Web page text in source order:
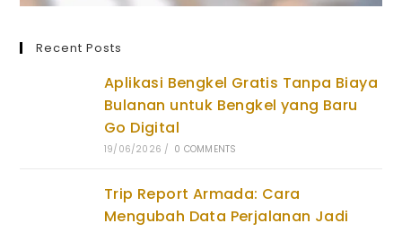
Recent Posts
Aplikasi Bengkel Gratis Tanpa Biaya
Bulanan untuk Bengkel yang Baru
Go Digital
19/06/2026 / 0 COMMENTS
Trip Report Armada: Cara
Mengubah Data Perjalanan Jadi